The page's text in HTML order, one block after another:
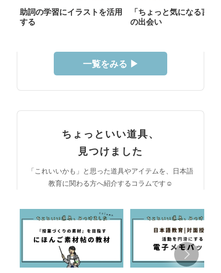
助詞の学習にイラストを活用
する
「ちょっと気になる言葉
の出会い
一覧をみる ▶︎
ちょっといい道具、
見つけました
「これいいかも」と思った道具やアイテムを、日本語
教育に関わる方へ紹介するコラムです☺︎